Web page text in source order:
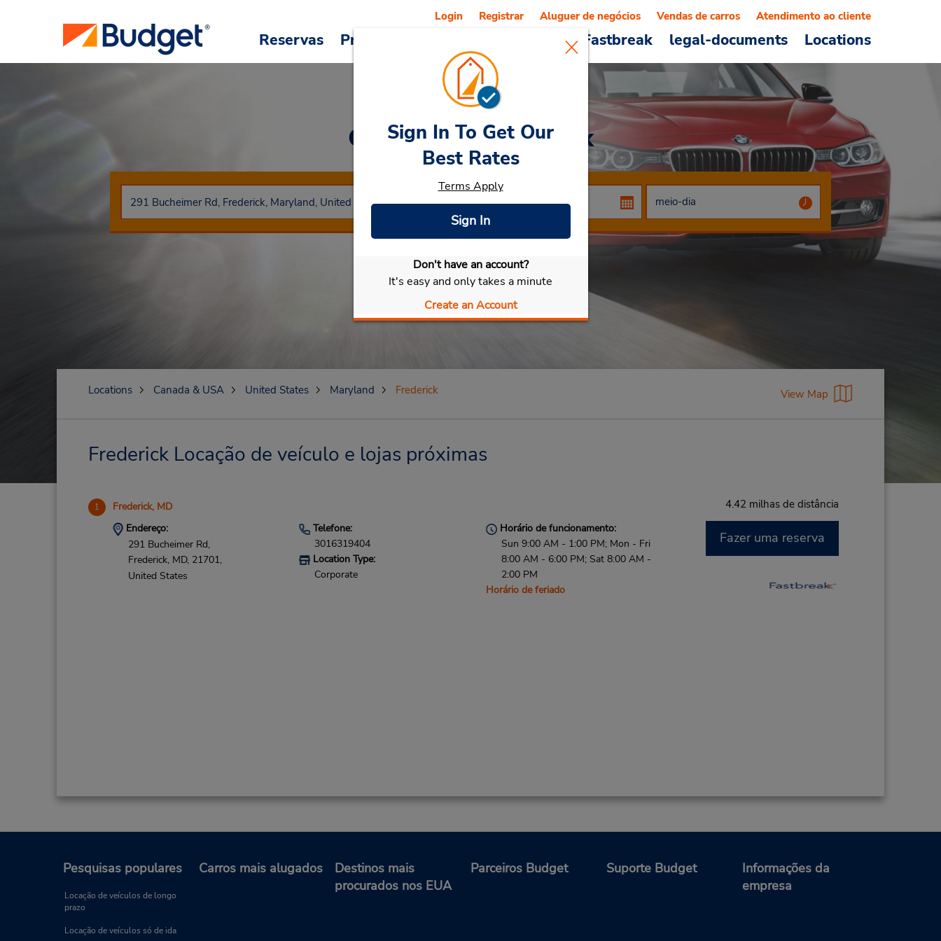
Reservas Promoções Veículos e serviços Fastbreak legal-documents Locations
Login Registrar Aluguer de negócios Vendas de carros Atendimento ao cliente
Car Rental Frederick
Selecionar meu carro
Sign In To Get Our
Best Rates
Terms Apply
Sign In
Don't have an account?
It's easy and only takes a minute
Create an Account
Locations Canada & USA United States Maryland Frederick View Map
Frederick Locação de veículo e lojas próximas
1 Frederick, MD 4.42 milhas de distância
Endereço:
291 Bucheimer Rd,
Frederick, MD, 21701,
United States
Telefone:
3016319404
Location Type:
Corporate
Horário de funcionamento:
Sun 9:00 AM - 1:00 PM; Mon - Fri
8:00 AM - 6:00 PM; Sat 8:00 AM -
2:00 PM
Horário de feriado
Fazer uma reserva
Pesquisas populares
Locação de veículos de longo
prazo
Locação de veículos só de ida
Carros mais alugados
Destinos mais
procurados nos EUA
Parceiros Budget Suporte Budget
Informações da
empresa